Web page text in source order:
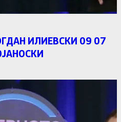
ИЛИЕВСКИ 09 07